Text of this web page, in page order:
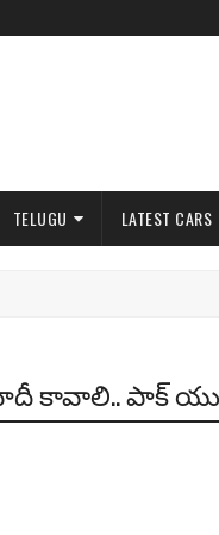
TELUGU LATEST CARS
మోదీ కావాలి.. పాక్